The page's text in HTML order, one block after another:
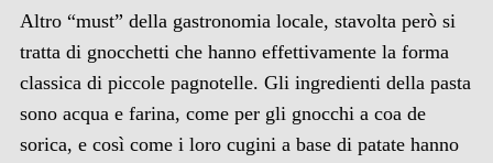
Altro “must” della gastronomia locale, stavolta però si
tratta di gnocchetti che hanno effettivamente la forma
classica di piccole pagnotelle. Gli ingredienti della pasta
sono acqua e farina, come per gli gnocchi a coa de
sorica, e così come i loro cugini a base di patate hanno